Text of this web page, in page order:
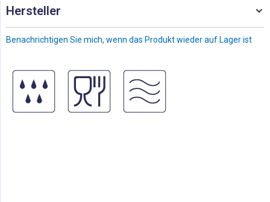
Benachrichtigen Sie mich, wenn das Produkt wieder auf Lager ist
Hersteller